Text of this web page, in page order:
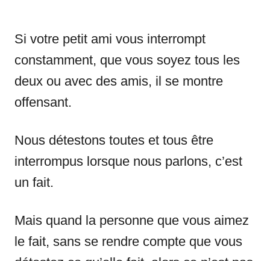
Si votre petit ami vous interrompt
constamment, que vous soyez tous les
deux ou avec des amis, il se montre
offensant.
Nous détestons toutes et tous être
interrompus lorsque nous parlons, c’est
un fait.
Mais quand la personne que vous aimez
le fait, sans se rendre compte que vous